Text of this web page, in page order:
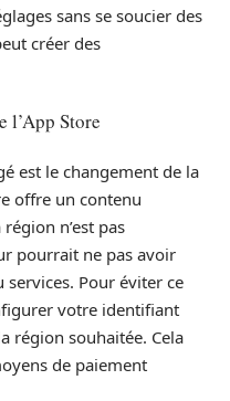
sans se soucier des
créer des
l’App Store
est le changement de la
offre un contenu
n’est pas
pourrait ne pas avoir
services. Pour éviter ce
votre identifiant
région souhaitée. Cela
de paiement